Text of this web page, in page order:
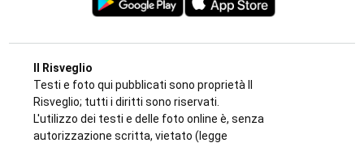
Il Risveglio
Testi e foto qui pubblicati sono proprietà Il
Risveglio; tutti i diritti sono riservati.
L'utilizzo dei testi e delle foto online è, senza
autorizzazione scritta, vietato (legge